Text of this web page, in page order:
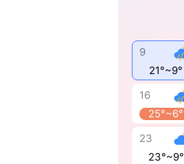
9
21°~9°
16
25°~6°
23
23°~9°